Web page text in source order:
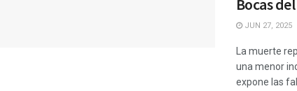
Bocas
JUN 27, 2025
La muerte
una menor
expone las